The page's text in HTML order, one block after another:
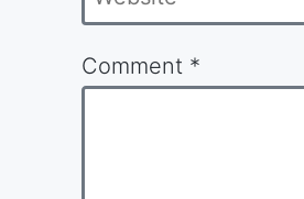
Comment *